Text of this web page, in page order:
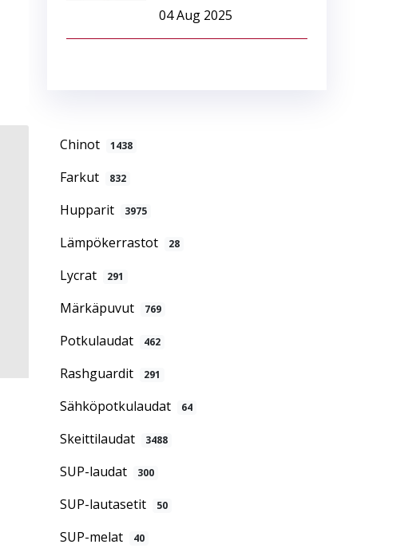
04 Aug 2025
Chinot 1438
Farkut 832
Hupparit 3975
Lämpökerrastot 28
Lycrat 291
Märkäpuvut 769
Potkulaudat 462
Rashguardit 291
Sähköpotkulaudat 64
Skeittilaudat 3488
SUP-laudat 300
SUP-lautasetit 50
SUP-melat 40